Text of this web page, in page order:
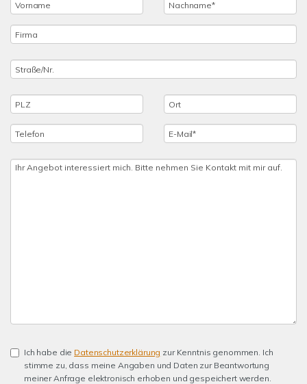
Ich habe die Datenschutzerklärung zur Kenntnis genommen. Ich
stimme zu, dass meine Angaben und Daten zur Beantwortung
meiner Anfrage elektronisch erhoben und gespeichert werden.